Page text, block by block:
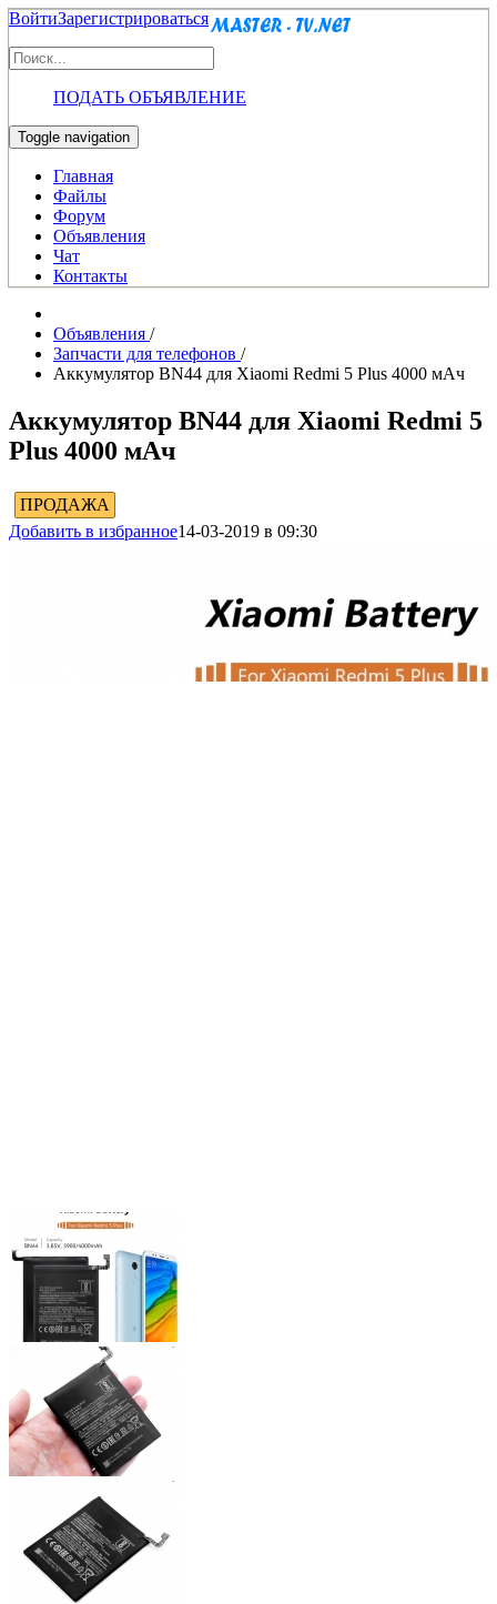
ВойтиЗарегистрироваться
ПОДАТЬ ОБЪЯВЛЕНИЕ
Toggle navigation
Главная
Файлы
Форум
Объявления
Чат
Контакты
Объявления /
Запчасти для телефонов /
Аккумулятор BN44 для Xiaomi Redmi 5 Plus 4000 мАч
Аккумулятор BN44 для Xiaomi Redmi 5
Plus 4000 мАч
ПРОДАЖА
Добавить в избранное14-03-2019 в 09:30